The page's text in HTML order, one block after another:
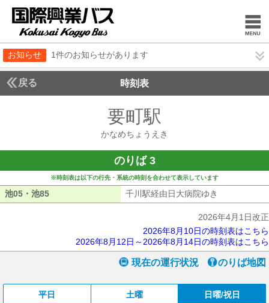
お知らせ 1件のお知らせがあります
戻る 時刻表
要町駅
かなめちょうえき
のりば 3
※時刻表は以下の行先・系統の時刻を合わせて表示しています
池05・池85 千川駅経由日大病院ゆき
2026年4月1日改正
2026年8月10日の時刻表はこちら
2026年8月12日～2026年8月14日の時刻表はこちら
現在の運行状況 のりば地図
平日 土曜 日曜/祝日